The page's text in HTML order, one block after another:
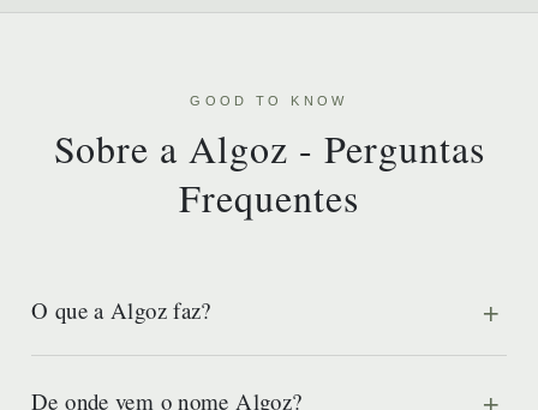
GOOD TO KNOW
Sobre a Algoz - Perguntas
Frequentes
O que a Algoz faz?
De onde vem o nome Algoz?